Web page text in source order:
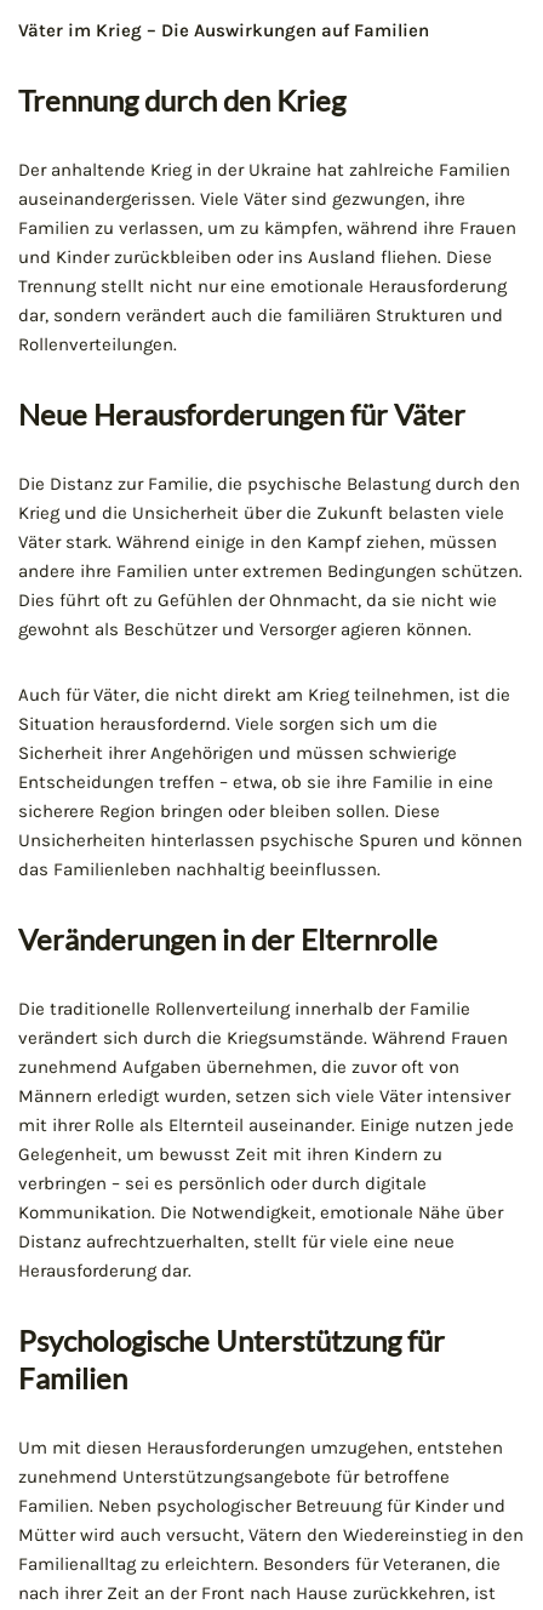
Väter im Krieg – Die Auswirkungen auf Familien
Trennung durch den Krieg
Der anhaltende Krieg in der Ukraine hat zahlreiche Familien
auseinandergerissen. Viele Väter sind gezwungen, ihre
Familien zu verlassen, um zu kämpfen, während ihre Frauen
und Kinder zurückbleiben oder ins Ausland fliehen. Diese
Trennung stellt nicht nur eine emotionale Herausforderung
dar, sondern verändert auch die familiären Strukturen und
Rollenverteilungen.
Neue Herausforderungen für Väter
Die Distanz zur Familie, die psychische Belastung durch den
Krieg und die Unsicherheit über die Zukunft belasten viele
Väter stark. Während einige in den Kampf ziehen, müssen
andere ihre Familien unter extremen Bedingungen schützen.
Dies führt oft zu Gefühlen der Ohnmacht, da sie nicht wie
gewohnt als Beschützer und Versorger agieren können.
Auch für Väter, die nicht direkt am Krieg teilnehmen, ist die
Situation herausfordernd. Viele sorgen sich um die
Sicherheit ihrer Angehörigen und müssen schwierige
Entscheidungen treffen – etwa, ob sie ihre Familie in eine
sicherere Region bringen oder bleiben sollen. Diese
Unsicherheiten hinterlassen psychische Spuren und können
das Familienleben nachhaltig beeinflussen.
Veränderungen in der Elternrolle
Die traditionelle Rollenverteilung innerhalb der Familie
verändert sich durch die Kriegsumstände. Während Frauen
zunehmend Aufgaben übernehmen, die zuvor oft von
Männern erledigt wurden, setzen sich viele Väter intensiver
mit ihrer Rolle als Elternteil auseinander. Einige nutzen jede
Gelegenheit, um bewusst Zeit mit ihren Kindern zu
verbringen – sei es persönlich oder durch digitale
Kommunikation. Die Notwendigkeit, emotionale Nähe über
Distanz aufrechtzuerhalten, stellt für viele eine neue
Herausforderung dar.
Psychologische Unterstützung für
Familien
Um mit diesen Herausforderungen umzugehen, entstehen
zunehmend Unterstützungsangebote für betroffene
Familien. Neben psychologischer Betreuung für Kinder und
Mütter wird auch versucht, Vätern den Wiedereinstieg in den
Familienalltag zu erleichtern. Besonders für Veteranen, die
nach ihrer Zeit an der Front nach Hause zurückkehren, ist